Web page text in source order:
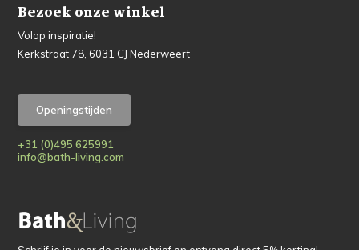
Bezoek onze winkel
Volop inspiratie!
Kerkstraat 78, 6031 CJ Nederweert
Openingstijden
+31 (0)495 625991
info@bath-living.com